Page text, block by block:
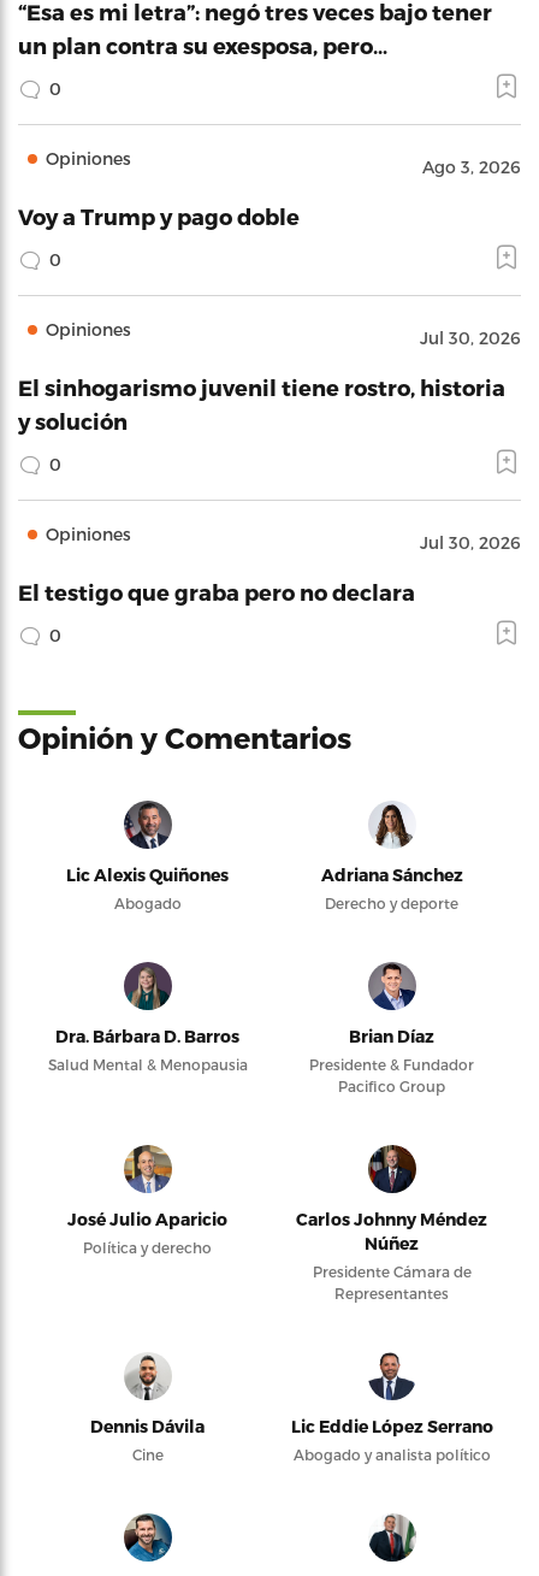
“Esa es mi letra”: negó tres veces bajo tener
un plan contra su exesposa, pero…
0
Opiniones Ago 3, 2026
Voy a Trump y pago doble
0
Opiniones Jul 30, 2026
El sinhogarismo juvenil tiene rostro, historia
y solución
0
Opiniones Jul 30, 2026
El testigo que graba pero no declara
0
Opinión y Comentarios
Lic Alexis Quiñones
Abogado
Adriana Sánchez
Derecho y deporte
Dra. Bárbara D. Barros
Salud Mental & Menopausia
Brian Díaz
Presidente & Fundador
Pacifico Group
José Julio Aparicio
Política y derecho
Carlos Johnny Méndez
Núñez
Presidente Cámara de
Representantes
Dennis Dávila
Cine
Lic Eddie López Serrano
Abogado y analista político